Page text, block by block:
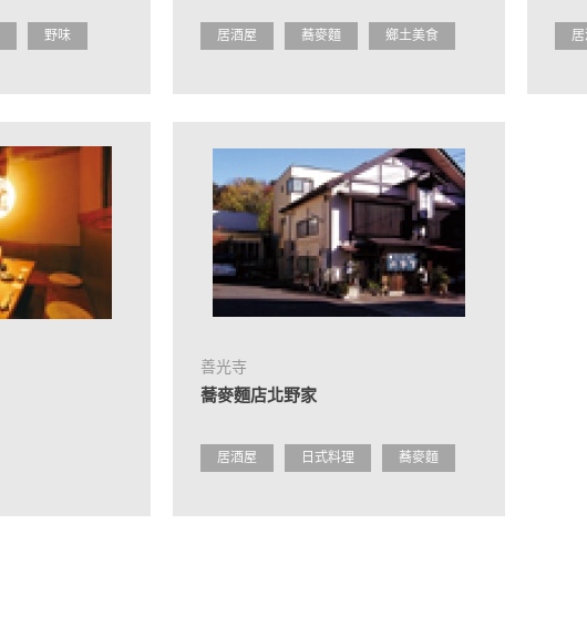
野味 居酒屋 蕎麥麵 鄉土美食
善光寺
蕎麥麵店北野家
居酒屋 日式料理 蕎麥麵